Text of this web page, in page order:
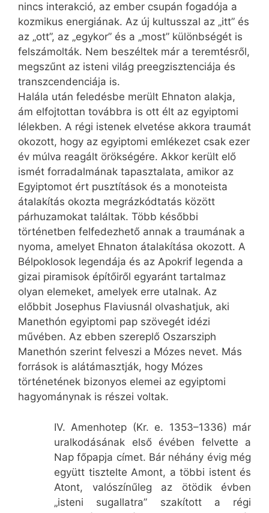
nincs interakció, az ember csupán fogadója a
kozmikus energiának. Az új kultusszal az „itt” és
az „ott”, az „egykor” és a „most” különbségét is
felszámolták. Nem beszéltek már a teremtésről,
megszűnt az isteni világ preegzisztenciája és
transzcendenciája is.
Halála után feledésbe merült Ehnaton alakja,
ám elfojtottan továbbra is ott élt az egyiptomi
lélekben. A régi istenek elvetése akkora traumát
okozott, hogy az egyiptomi emlékezet csak ezer
év múlva reagált örökségére. Akkor került elő
ismét forradalmának tapasztalata, amikor az
Egyiptomot ért pusztítások és a monoteista
átalakítás okozta megrázkódtatás között
párhuzamokat találtak. Több későbbi
történetben felfedezhető annak a traumának a
nyoma, amelyet Ehnaton átalakítása okozott. A
Bélpoklosok legendája és az Apokrif legenda a
gizai piramisok építőiről egyaránt tartalmaz
olyan elemeket, amelyek erre utalnak. Az
előbbit Josephus Flaviusnál olvashatjuk, aki
Manethón egyiptomi pap szövegét idézi
művében. Az ebben szereplő Oszarsziph
Manethón szerint felveszi a Mózes nevet. Más
források is alátámasztják, hogy Mózes
történetének bizonyos elemei az egyiptomi
hagyománynak is részei voltak.
IV. Amenhotep (Kr. e. 1353–1336) már
uralkodásának első évében felvette a
Nap főpapja címet. Bár néhány évig még
együtt tisztelte Amont, a többi istent és
Atont, valószínűleg az ötödik évben
„isteni sugallatra” szakított a régi